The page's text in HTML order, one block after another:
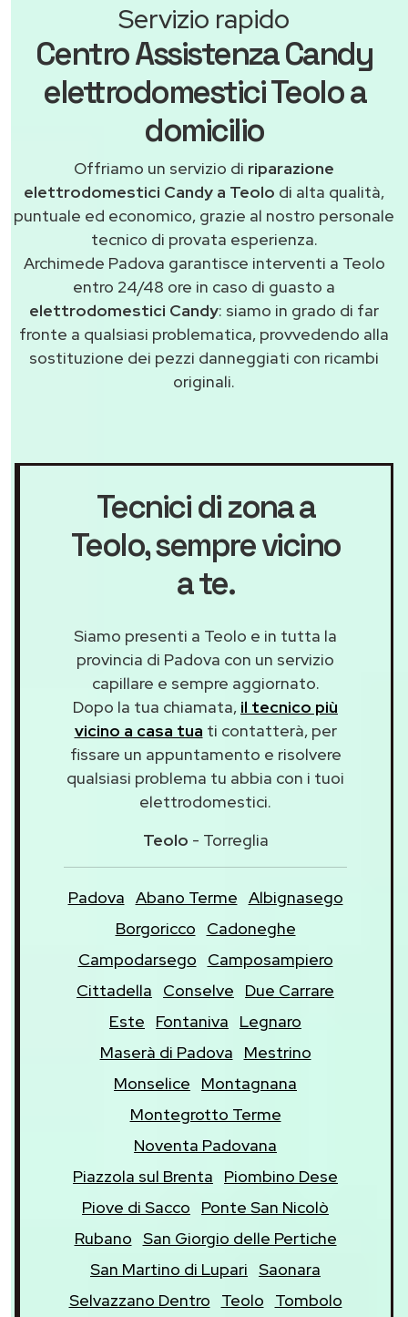
Servizio rapido
Centro Assistenza Candy
elettrodomestici Teolo a
domicilio
Offriamo un servizio di riparazione
elettrodomestici Candy a Teolo di alta qualità,
puntuale ed economico, grazie al nostro personale
tecnico di provata esperienza.
Archimede Padova garantisce interventi a Teolo
entro 24/48 ore in caso di guasto a
elettrodomestici Candy: siamo in grado di far
fronte a qualsiasi problematica, provvedendo alla
sostituzione dei pezzi danneggiati con ricambi
originali.
Tecnici di zona a
Teolo, sempre vicino
a te.
Siamo presenti a Teolo e in tutta la
provincia di Padova con un servizio
capillare e sempre aggiornato.
Dopo la tua chiamata, il tecnico più
vicino a casa tua ti contatterà, per
fissare un appuntamento e risolvere
qualsiasi problema tu abbia con i tuoi
elettrodomestici.
Teolo - Torreglia
Padova Abano Terme Albignasego
Borgoricco
Cadoneghe
Campodarsego
Camposampiero
Cittadella
Conselve
Due Carrare
Este
Fontaniva
Legnaro
Maserà di Padova
Mestrino
Monselice
Montagnana
Montegrotto Terme
Noventa Padovana
Piazzola sul Brenta
Piombino Dese
Piove di Sacco
Ponte San Nicolò
Rubano San Giorgio delle Pertiche
San Martino di Lupari Saonara
Selvazzano Dentro
Teolo Tombolo